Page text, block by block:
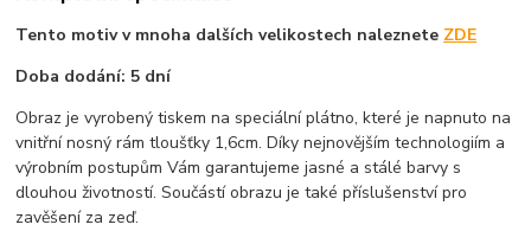
Tento motiv v mnoha dalších velikostech naleznete ZDE
Doba dodání: 5 dní
Obraz je vyrobený tiskem na speciální plátno, které je napnuto na
vnitřní nosný rám tloušťky 1,6cm. Díky nejnovějším technologiím a
výrobním postupům Vám garantujeme jasné a stálé barvy s
dlouhou životností. Součástí obrazu je také příslušenství pro
zavěšení za zeď.